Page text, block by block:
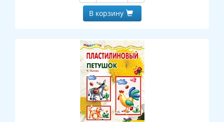
В корзину